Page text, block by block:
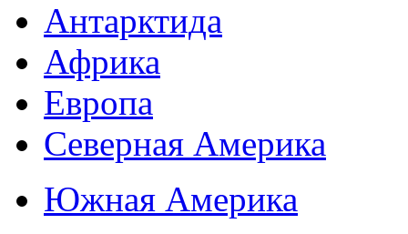
Антарктида
Африка
Европа
Северная Америка
Южная Америка